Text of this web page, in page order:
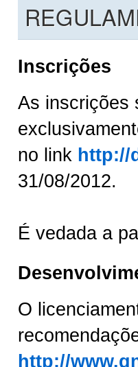
Inscrições
As inscrições
no link http://
31/08/2012.
É vedada a
O
http://